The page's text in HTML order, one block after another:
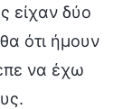
είχαν δύο
ότι ήμουν
να έχω